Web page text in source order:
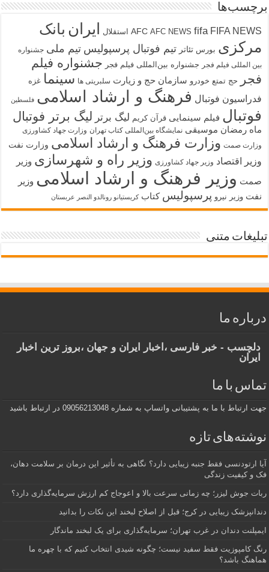
برچسب‌ها
AFC AFC NEWS fifa FIFA NEWS استقلال ایران بانک
مرکزی بورس تئاتر تیم فوتبال پرسپولیس تیم ملی جشنواره
بین المللی فیلم فجر جشنواره بین‌المللی فیلم فجر جشنواره فیلم
فجر
حج تمتع خودرو سازمان حج و زیارت سلبریتی ها سینما غزه
فدراسیون فوتبال فرهنگ و ارشاد اسلامی فلسطین
فوتبال فیلم سینمایی قرآن کریم لیگ برتر لیگ برتر فوتبال
ماه رمضان موسیقی نمایشگاه بین‌المللی کتاب تهران وزارت جهاد کشاورزی
وزارت صمت وزارت فرهنگ و ارشاد اسلامی وزارت نفت
وزیر اقتصاد وزیر جهاد کشاورزی وزیر راه و شهرسازی وزیر
صمت وزیر فرهنگ و ارشاد اسلامی وزیر
نفت وزیر نیرو پرسپولیس کتاب کریستیانو رونالدو النصر عربستان
تبلیغات متنی
درباره ما
دلچسب - خبر فارسی ،اخبار ایران و جهان ،بروز ترین اخبار
ایران
تماس با ما
جهت ارتباط با ما به پشتیبانی واتساپ به شماره 09056213048 در ارتباط باشید
نوشته‌های تازه
آیا ارتودنسی فقط جنبه زیبایی دارد؟ نگاهی به تأثیر این درمان بر سلامت دهان،
فک و کیفیت زندگی
ربات جوش لیزر؛ چه زمانی سرعت بالا و اعوجاج کم ارزش سرمایه‌گذاری دارد؟
دندانپزشک زیبایی در کرج؛ قبل از اصلاح لبخند این نکات را بدانید
ایمپلنت دندان در غرب تهران؛ سرمایه‌گذاری برای یک لبخند ماندگار
رنگ کامپوزیت فقط سفید نیست؛ چگونه شیدی انتخاب کنیم که با چهره ما
هماهنگ باشد؟